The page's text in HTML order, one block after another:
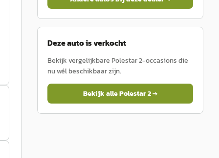
Deze auto is verkocht
Bekijk vergelijkbare Polestar2-occasions die
nu wél beschikbaar zijn.
Bekijk allePolestar2→